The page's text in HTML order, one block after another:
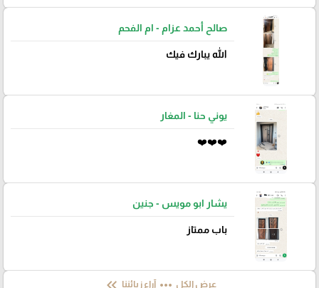
صالح أحمد عزام - ام الفحم
الله يبارك فيك
يوني حنا - المغار
❤️❤️❤️
يشار ابو مويس - جنين
باب ممتاز
عرض الكل آراء زبائننا